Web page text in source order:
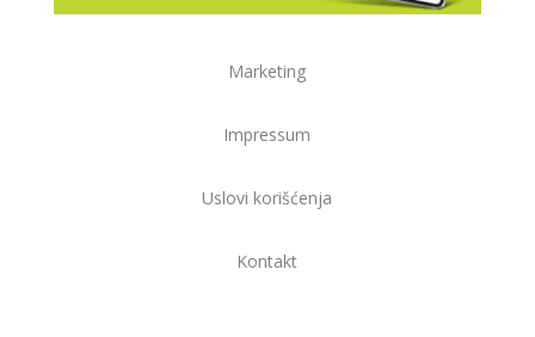
Marketing
Impressum
Uslovi korišćenja
Kontakt